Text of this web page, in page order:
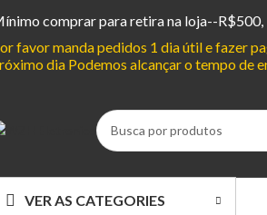
comprar para retira na loja--
favor manda pedidos 1 dia útil e fazer
dia Podemos alcançar o tempo de
VER AS CATEGORIES
Clique para ampliar